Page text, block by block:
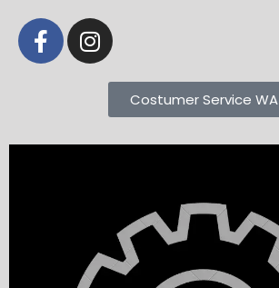
Costumer Service WA